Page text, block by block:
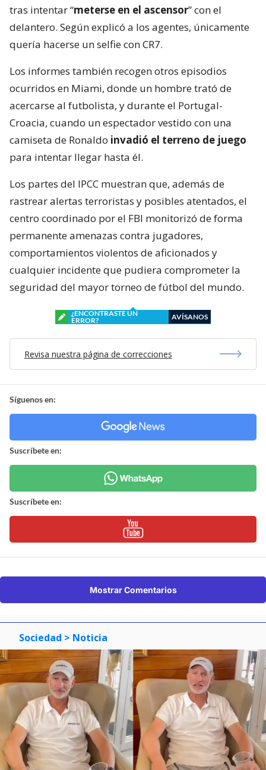
tras intentar “meterse en el ascensor” con el
delantero. Según explicó a los agentes, únicamente
quería hacerse un selfie con CR7.
Los informes también recogen otros episodios
ocurridos en Miami, donde un hombre trató de
acercarse al futbolista, y durante el Portugal-
Croacia, cuando un espectador vestido con una
camiseta de Ronaldo invadió el terreno de juego
para intentar llegar hasta él.
Los partes del IPCC muestran que, además de
rastrear alertas terroristas y posibles atentados, el
centro coordinado por el FBI monitorizó de forma
permanente amenazas contra jugadores,
comportamientos violentos de aficionados y
cualquier incidente que pudiera comprometer la
seguridad del mayor torneo de fútbol del mundo.
¿ENCONTRASTE UN
ERROR?
AVÍSANOS
Revisa nuestra página de correcciones
Síguenos en:
Suscríbete en:
Suscríbete en:
Mostrar Comentarios
Sociedad > Noticia